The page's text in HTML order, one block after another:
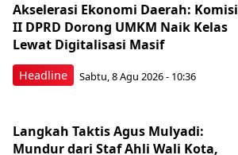
Headline
Akselerasi Ekonomi Daerah: Komisi
II DPRD Dorong UMKM Naik Kelas
Lewat Digitalisasi Masif
Sabtu, 8 Agu 2026 - 10:36
Langkah Taktis Agus Mulyadi:
Mundur dari Staf Ahli Wali Kota,